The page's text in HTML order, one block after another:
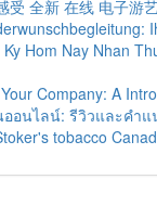
受 全新 在线 电子游
Ky Hom Nay Nhan
Company: A
ออนไลน์: รีวิวและคำแ
tobacco